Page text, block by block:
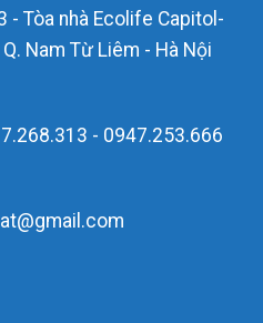
- Tòa nhà Ecolife Capitol-
Nam Từ Liêm - Hà Nội
- 0947.253.666